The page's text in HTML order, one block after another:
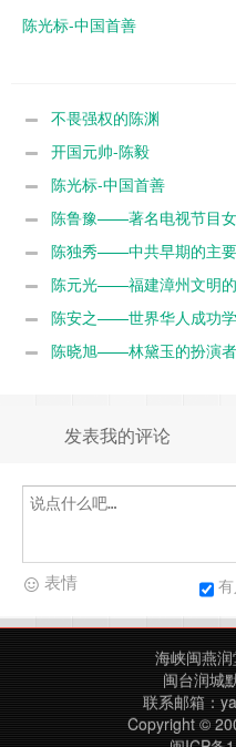
陈光标-中国首善
不畏强权的陈渊
开国元帅-陈毅
陈光标-中国首善
陈鲁豫——著名电视节目
陈独秀——中共早期的主
陈元光——福建漳州文明
陈安之——世界华人成功
陈晓旭——林黛玉的扮演者
发表我的评论
表情
海峡闽燕
闽台润城
联系邮箱：
Copyright ©